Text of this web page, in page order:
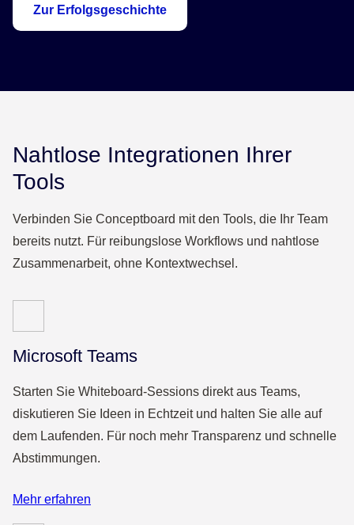
Zur Erfolgsgeschichte
Nahtlose Integrationen Ihrer
Tools
Verbinden Sie Conceptboard mit den Tools, die Ihr Team
bereits nutzt. Für reibungslose Workflows und nahtlose
Zusammenarbeit, ohne Kontextwechsel.
Microsoft Teams
Starten Sie Whiteboard-Sessions direkt aus Teams,
diskutieren Sie Ideen in Echtzeit und halten Sie alle auf
dem Laufenden. Für noch mehr Transparenz und schnelle
Abstimmungen.
Mehr erfahren